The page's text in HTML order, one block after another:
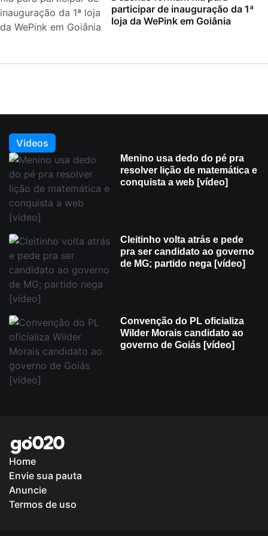
participar de inauguração da 1ª
loja da WePink em Goiânia
Videos
Menino usa dedo do pé pra
resolver lição de matemática e
conquista a web [vídeo]
Cleitinho volta atrás e pede
pra ser candidato ao governo
de MG; partido nega [vídeo]
Convenção do PL oficializa
Wilder Morais candidato ao
governo de Goiás [vídeo]
Home
Envie sua pauta
Anuncie
Termos de uso